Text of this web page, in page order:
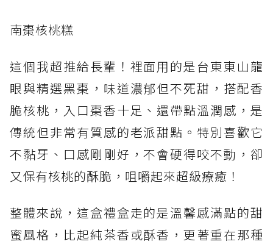
南棗核桃糕
這個我超推給長輩！裡面用的是台東東山龍
眼與精選黑棗，味道濃郁但不死甜，搭配香
脆核桃，入口棗香十足、還帶點溫潤感，是
傳統但非常有質感的老派甜點。特別喜歡它
不黏牙、口感剛剛好，不會硬得咬不動，卻
又保有核桃的酥脆，咀嚼起來超級療癒！
整體來說，這盒禮盒走的是溫馨感滿點的甜
蜜風格，比起純茶香或酥香，更著重在那種